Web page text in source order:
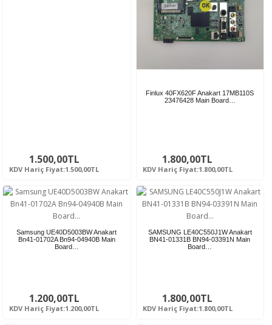
1.500,00TL
KDV Hariç Fiyat:1.500,00TL
Finlux 40FX620F Anakart 17MB110S
23476428 Main Board…
1.800,00TL
KDV Hariç Fiyat:1.800,00TL
Samsung UE40D5003BW Anakart
Bn41-01702A Bn94-04940B Main
Board…
1.200,00TL
KDV Hariç Fiyat:1.200,00TL
SAMSUNG LE40C550J1W Anakart
BN41-01331B BN94-03391N Main
Board…
1.800,00TL
KDV Hariç Fiyat:1.800,00TL